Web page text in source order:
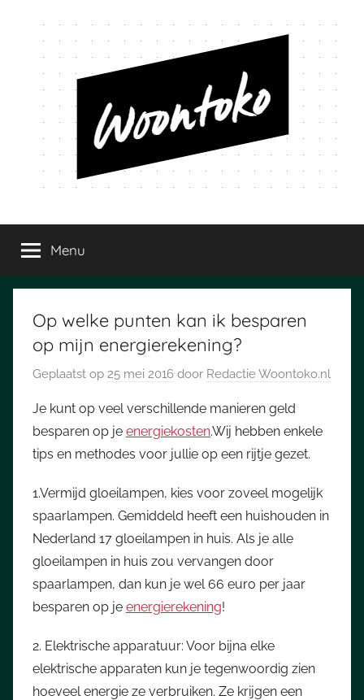
Woontoko
wonen
Menu
Op welke punten kan ik besparen
op mijn energierekening?
Geplaatst op 25 mei 2016 door Redactie Woontoko.nl
Je kunt op veel verschillende manieren geld
besparen op je energiekosten.Wij hebben enkele
tips en methodes voor jullie op een rijtje gezet.
1.Vermijd gloeilampen, kies voor zoveel mogelijk
spaarlampen. Gemiddeld heeft een huishouden in
Nederland 17 gloeilampen in huis. Als je alle
gloeilampen in huis zou vervangen door
spaarlampen, dan kun je wel 66 euro per jaar
besparen op je energierekening!
2. Elektrische apparatuur: Voor bijna elke
elektrische apparaten kun je tegenwoordig zien
hoeveel energie ze verbruiken. Ze krijgen een